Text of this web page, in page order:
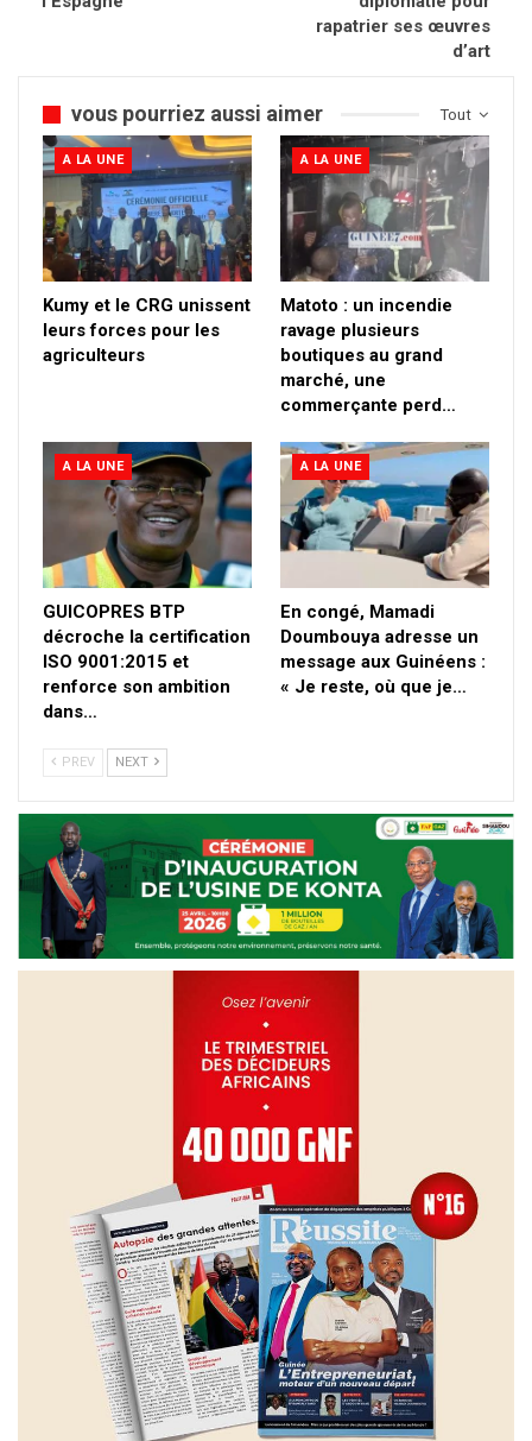
rapatrier ses œuvres
d’art
Tout
vous pourriez aussi aimer
A LA UNE
Kumy et le CRG unissent
leurs forces pour les
agriculteurs
A LA UNE
Matoto : un incendie
ravage plusieurs
boutiques au grand
marché, une
commerçante perd…
A LA UNE
GUICOPRES BTP
décroche la certification
ISO 9001:2015 et
renforce son ambition
dans…
A LA UNE
En congé, Mamadi
Doumbouya adresse un
message aux Guinéens :
« Je reste, où que je…
PREV NEXT